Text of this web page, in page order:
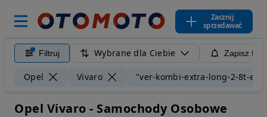
Zacznij
sprzedawać
Filtruj Wybrane dla Ciebie Zapisz
Opel Vivaro "ver-kombi-extra-long-2-8t-
Opel Vivaro - Samochody Osobowe